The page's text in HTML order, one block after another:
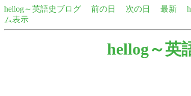
hellog～英語史ブログ 前の日 次の日 最新
ム表示
hellog～英